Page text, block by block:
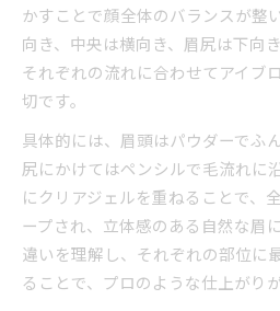
かすことで顔全体のバランスが整
向き、中央は横向き、眉尻は下向
それぞれの流れに合わせてアイブ
切です。
具体的には、眉頭はパウダーでふ
尻にかけてはペンシルで毛流れに
にクリアジェルを重ねることで、
ープされ、立体感のある自然な眉
違いを理解し、それぞれの部位に
ることで、プロのような仕上がり